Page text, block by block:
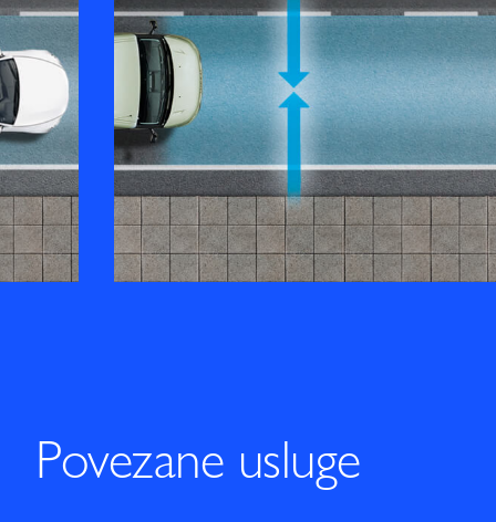
Povezane usluge